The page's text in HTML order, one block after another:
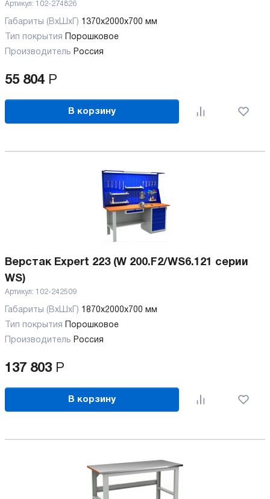
Артикул: 102-274826
Габариты (ВхШхГ) 1370x2000x700 мм
Тип покрытия
Порошковое
Производитель Россия
55 804 Р
В корзину
Верстак Expert 223 (W 200.F2/WS6.121 серии
WS)
Артикул: 102-242509
Габариты (ВхШхГ) 1870x2000x700 мм
Тип покрытия
Порошковое
Производитель Россия
137 803 Р
В корзину